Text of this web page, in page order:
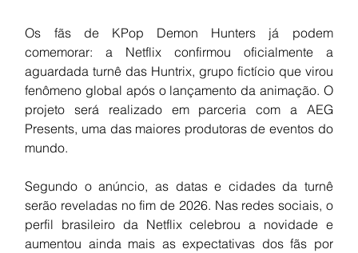
Os fãs de KPop Demon Hunters já podem
comemorar: a Netflix confirmou oficialmente a
aguardada turnê das Huntrix, grupo fictício que virou
fenômeno global após o lançamento da animação. O
projeto será realizado em parceria com a AEG
Presents, uma das maiores produtoras de eventos do
mundo.
Segundo o anúncio, as datas e cidades da turnê
serão reveladas no fim de 2026. Nas redes sociais, o
perfil brasileiro da Netflix celebrou a novidade e
aumentou ainda mais as expectativas dos fãs por